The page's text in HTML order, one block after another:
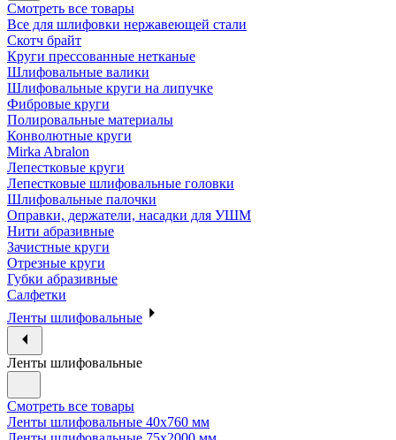
Смотреть все товары
Все для шлифовки нержавеющей стали
Скотч брайт
Круги прессованные нетканые
Шлифовальные валики
Шлифовальные круги на липучке
Фибровые круги
Полировальные материалы
Конволютные круги
Mirka Abralon
Лепестковые круги
Лепестковые шлифовальные головки
Шлифовальные палочки
Оправки, держатели, насадки для УШМ
Нити абразивные
Зачистные круги
Отрезные круги
Губки абразивные
Салфетки
Ленты шлифовальные
Ленты шлифовальные
Смотреть все товары
Ленты шлифовальные 40х760 мм